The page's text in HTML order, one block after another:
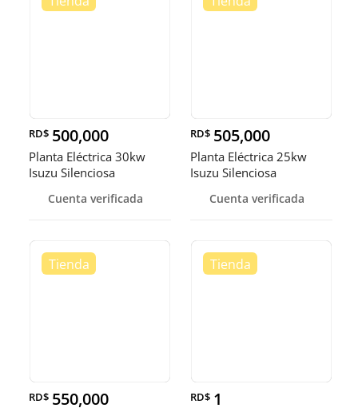
RD$ 500,000
Planta Eléctrica 30kw
Isuzu Silenciosa
Cuenta verificada
RD$ 505,000
Planta Eléctrica 25kw
Isuzu Silenciosa
Cuenta verificada
RD$ 550,000 RD$ 1